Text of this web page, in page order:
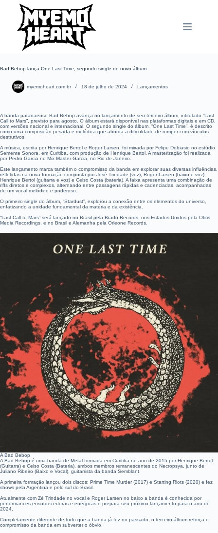
Bad Bebop lança One Last Time, segundo single do novo álbum
myemoheart.com.br 18 de julho de 2024 Lançamentos
A banda paranaense Bad Bebop avança no lançamento de seu terceiro álbum, intitulado “Last
Call to Mars”, previsto para agosto. O álbum estará disponível nas plataformas digitais e em CD,
com versões nacional e internacional. O segundo single do álbum, “One Last Time”, é descrito
como uma composição pesada e melódica que aborda a dificuldade de romper com vínculos
destrutivos.
A música, escrita por Henrique Bertol e Roger Larsen, foi mixada por Felipe Debiasio no estúdio
Semente Sonora, em Curitiba, com produção de Henrique Bertol. A masterização foi realizada
por Pedro Garcia no Mix Master Garcia, no Rio de Janeiro.
Este lançamento marca também o compromisso da banda em explorar suas diversas influências,
refletidas na nova formação composta por José Trindade (voz), Roger Larsen (baixo e voz),
Henrique Bertol (guitarra e voz) e Celso Costa (bateria). A faixa apresenta uma combinação de
riffs diretos e complexos, alternando entre passagens rápidas e cadenciadas, acompanhadas
de um vocal melódico e poderoso.
O primeiro single do álbum, “Stardust”, explorou a conexão entre os elementos do universo,
enfatizando a unidade fundamental da matéria e da existência.
“Last Call to Mars” será lançado no Brasil pela Brado Records, nos Estados Unidos pela Otitis
Media Recordings, e no Brasil e Alemanha pela Orleone Records.
A Bad Bebop
A Bad Bebop é uma banda de Metal formada em Curitiba no ano de 2015 por Henrique Bertol
(Guitarra) e Celso Costa (Bateria), ambos membros remanescentes do Necropsya, junto de
Juliano Ribeiro (Baixo e Vocal), guitarrista da banda Semblant.
A primeira formação lançou dois discos: Prime Time Murder (2017) e Starting Riots (2020) e fez
shows pela Argentina e pelo sul do Brasil.
Atualmente com Zé Trindade no vocal e Roger Larsen no baixo a banda é conhecida por
performances ensurdecedoras e enérgicas e prepara seu próximo lançamento para o ano de
2024.
Completamente diferente de tudo que a banda já fez no passado, o terceiro álbum reforça o
compromisso da banda em subverter o óbvio.